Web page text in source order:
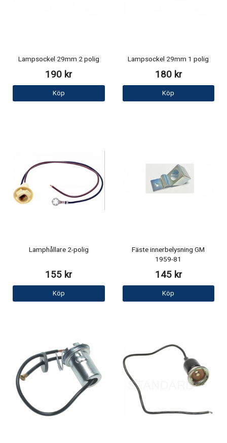
Lampsockel 29mm 2 polig
190 kr
Köp
Lampsockel 29mm 1 polig
180 kr
Köp
Lamphållare 2-polig
155 kr
Köp
Fäste innerbelysning GM
1959-81
145 kr
Köp